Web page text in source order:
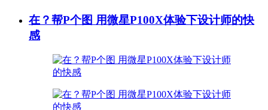
在？帮P个图 用微星P100X体验下设计师的快
感